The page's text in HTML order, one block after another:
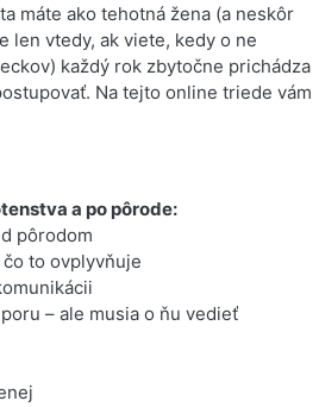
máte ako tehotná žena (a neskôr
len vtedy, ak viete, kedy o ne
každý rok zbytočne prichádza
Na tejto online triede vám
a po pôrode:
pôrodom
to ovplyvňuje
– ale musia o ňu vedieť